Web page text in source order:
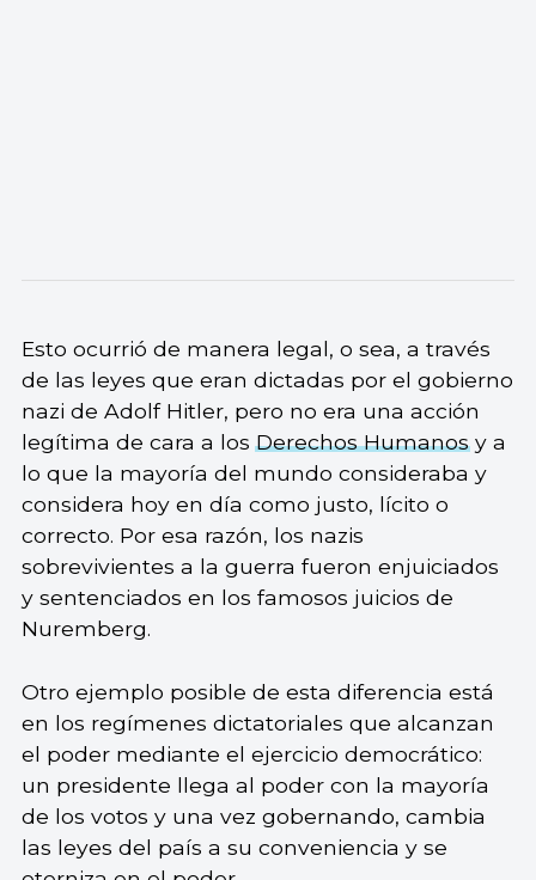
Esto ocurrió de manera legal, o sea, a través
de las leyes que eran dictadas por el gobierno
nazi de Adolf Hitler, pero no era una acción
legítima de cara a losDerechos Humanosy a
lo que la mayoría del mundo consideraba y
considera hoy en día como justo, lícito o
correcto. Por esa razón, los nazis
sobrevivientes a la guerra fueron enjuiciados
y sentenciados en los famosos juicios de
Nuremberg.
Otro ejemplo posible de esta diferencia está
en los regímenes dictatoriales que alcanzan
el poder mediante el ejercicio democrático:
un presidente llega al poder con la mayoría
de los votos y una vez gobernando, cambia
las leyes del país a su conveniencia y se